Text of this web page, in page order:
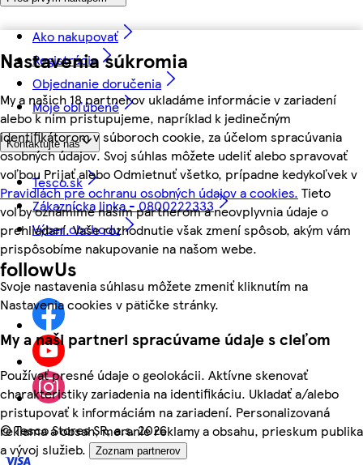
Nastavenia súkromia
My a našich 18 partnerov ukladáme informácie v zariadení
alebo k nim pristupujeme, napríklad k jedinečným
identifikátorom v súboroch cookie, za účelom spracúvania
osobných údajov. Svoj súhlas môžete udeliť alebo spravovať
voľbou Prijať alebo Odmietnuť všetko, prípadne kedykoľvek v
Pravidlách pre ochranu osobných údajov a cookies. Tieto
voľby oznámime našim partnerom a neovplyvnia údaje o
prehliadaní. Vaše rozhodnutie však zmení spôsob, akým vám
prispôsobíme nakupovanie na našom webe.
Svoje nastavenia súhlasu môžete zmeniť kliknutím na
Nastavenia cookies v pätičke stránky.
My a naši partneri spracúvame údaje s cieľom
Používať presné údaje o geolokácii. Aktívne skenovať
charakteristiky zariadenia na identifikáciu. Ukladať a/alebo
pristupovať k informáciám na zariadení. Personalizovaná
reklama a obsah, meranie reklamy a obsahu, prieskum publika
a vývoj služieb.
Zoznam partnerov
Ako nakupovať
Registrácia
Objednanie doručenia
Moje obľúbené
Kontaktujte nás
Tesco.sk
Zákaznícka linka - 0800222333
Výber obchodu
followUs
©Tesco Stores SR, a.s. 2026